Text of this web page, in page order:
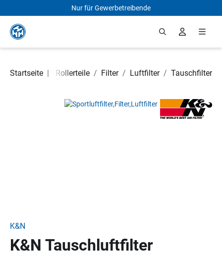
Zum Hauptinhalt springen
Nur für Gewerbetreibende
Startseite |
Motorrad- und Rollerteile / Filter / Luftfilter / Tauschfilter
Bildergalerie überspringen
K&N
K&N Tauschluftfilter